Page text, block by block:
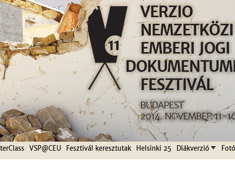
Jump to navigation
VSP@CEU Fesztivál keresztutak Helsinki 25 Diákverzió